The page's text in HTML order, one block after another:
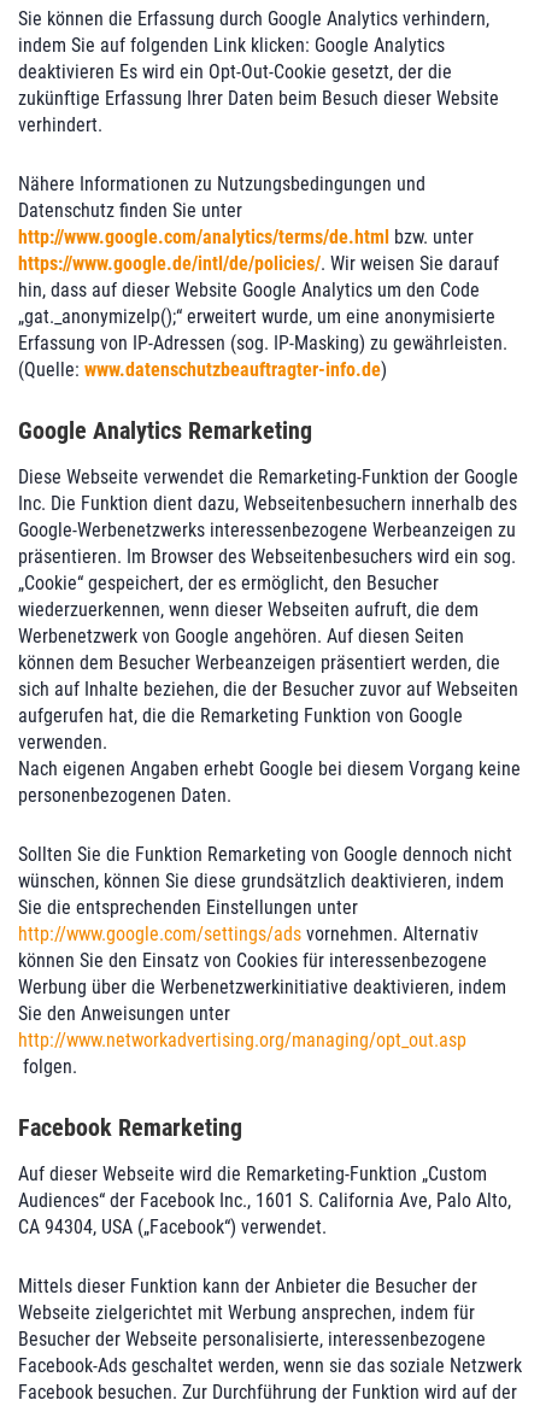
Sie können die Erfassung durch Google Analytics verhindern,
indem Sie auf folgenden Link klicken: Google Analytics
deaktivieren Es wird ein Opt-Out-Cookie gesetzt, der die
zukünftige Erfassung Ihrer Daten beim Besuch dieser Website
verhindert.
Nähere Informationen zu Nutzungsbedingungen und
Datenschutz finden Sie unter
http://www.google.com/analytics/terms/de.html bzw. unter
https://www.google.de/intl/de/policies/. Wir weisen Sie darauf
hin, dass auf dieser Website Google Analytics um den Code
„gat._anonymizeIp();“ erweitert wurde, um eine anonymisierte
Erfassung von IP-Adressen (sog. IP-Masking) zu gewährleisten.
(Quelle: www.datenschutzbeauftragter-info.de)
Google Analytics Remarketing
Diese Webseite verwendet die Remarketing-Funktion der Google
Inc. Die Funktion dient dazu, Webseitenbesuchern innerhalb des
Google-Werbenetzwerks interessenbezogene Werbeanzeigen zu
präsentieren. Im Browser des Webseitenbesuchers wird ein sog.
„Cookie“ gespeichert, der es ermöglicht, den Besucher
wiederzuerkennen, wenn dieser Webseiten aufruft, die dem
Werbenetzwerk von Google angehören. Auf diesen Seiten
können dem Besucher Werbeanzeigen präsentiert werden, die
sich auf Inhalte beziehen, die der Besucher zuvor auf Webseiten
aufgerufen hat, die die Remarketing Funktion von Google
verwenden.
Nach eigenen Angaben erhebt Google bei diesem Vorgang keine
personenbezogenen Daten.
Sollten Sie die Funktion Remarketing von Google dennoch nicht
wünschen, können Sie diese grundsätzlich deaktivieren, indem
Sie die entsprechenden Einstellungen unter
http://www.google.com/settings/ads vornehmen. Alternativ
können Sie den Einsatz von Cookies für interessenbezogene
Werbung über die Werbenetzwerkinitiative deaktivieren, indem
Sie den Anweisungen unter
http://www.networkadvertising.org/managing/opt_out.asp
folgen.
Facebook Remarketing
Auf dieser Webseite wird die Remarketing-Funktion „Custom
Audiences“ der Facebook Inc., 1601 S. California Ave, Palo Alto,
CA 94304, USA („Facebook“) verwendet.
Mittels dieser Funktion kann der Anbieter die Besucher der
Webseite zielgerichtet mit Werbung ansprechen, indem für
Besucher der Webseite personalisierte, interessenbezogene
Facebook-Ads geschaltet werden, wenn sie das soziale Netzwerk
Facebook besuchen. Zur Durchführung der Funktion wird auf der